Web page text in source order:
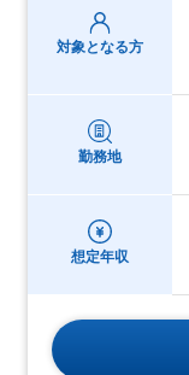
対象となる方
勤務地
想定年収